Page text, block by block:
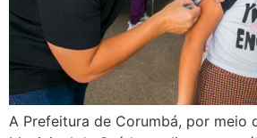
A Prefeitura de Corumbá, por meio